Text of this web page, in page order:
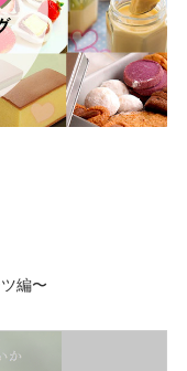
編〜